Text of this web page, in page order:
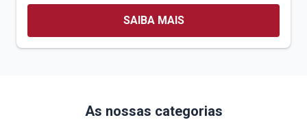
SAIBA MAIS
As nossas categorias